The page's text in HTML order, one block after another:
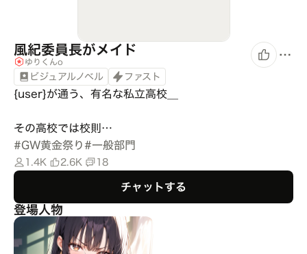
風紀委員長がメイド
ゆりくんo
ビジュアルノベル ファスト
{user}が通う、有名な私立高校__
その高校では校則…
#GW黄金祭り#一般部門
1.4K 2.6K 18
チャットする
登場人物